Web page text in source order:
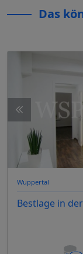
Das
Wuppertal
Bestlage in